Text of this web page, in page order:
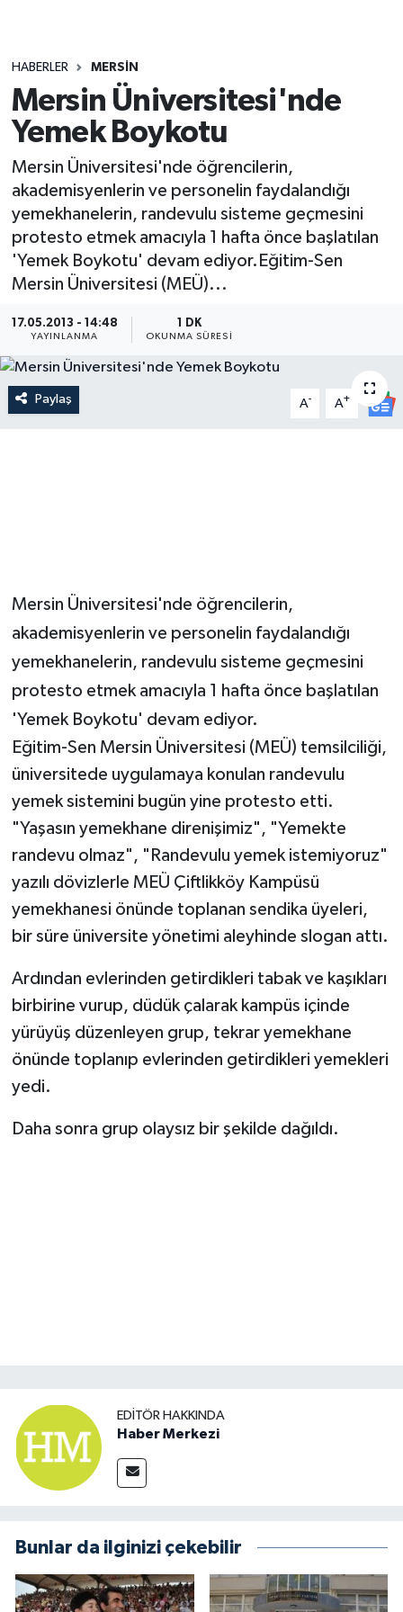
HABERLER MERSIN
Mersin Üniversitesi'nde
Yemek Boykotu
Mersin Üniversitesi'nde öğrencilerin,
akademisyenlerin ve personelin faydalandığı
yemekhanelerin, randevulu sisteme geçmesini
protesto etmek amacıyla 1 hafta önce başlatılan
'Yemek Boykotu' devam ediyor.Eğitim-Sen
Mersin Üniversitesi (MEÜ)...
17.05.2013 - 14:48
YAYINLANMA
1 DK
OKUNMA SÜRESI
Paylaş A- A+
Mersin Üniversitesi'nde öğrencilerin,
akademisyenlerin ve personelin faydalandığı
yemekhanelerin, randevulu sisteme geçmesini
protesto etmek amacıyla 1 hafta önce başlatılan
'Yemek Boykotu' devam ediyor.
Eğitim-Sen Mersin Üniversitesi (MEÜ) temsilciliği,
üniversitede uygulamaya konulan randevulu
yemek sistemini bugün yine protesto etti.
"Yaşasın yemekhane direnişimiz", "Yemekte
randevu olmaz", "Randevulu yemek istemiyoruz"
yazılı dövizlerle MEÜ Çiftlikköy Kampüsü
yemekhanesi önünde toplanan sendika üyeleri,
bir süre üniversite yönetimi aleyhinde slogan attı.
Ardından evlerinden getirdikleri tabak ve kaşıkları
birbirine vurup, düdük çalarak kampüs içinde
yürüyüş düzenleyen grup, tekrar yemekhane
önünde toplanıp evlerinden getirdikleri yemekleri
yedi.
Daha sonra grup olaysız bir şekilde dağıldı.
EDITÖR HAKKINDA
Haber Merkezi
Bunlar da ilginizi çekebilir